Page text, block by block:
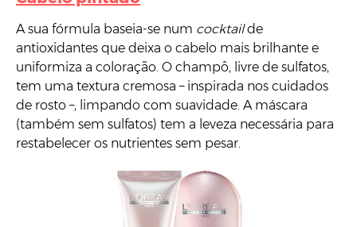
A sua fórmula baseia-se num cocktailde
antioxidantes que deixa o cabelo mais brilhante e
uniformiza a coloração. O champô, livre de sulfatos,
tem uma textura cremosa – inspirada nos cuidados
de rosto –, limpando com suavidade. A máscara
(também sem sulfatos) tem a leveza necessária para
restabelecer os nutrientes sem pesar.